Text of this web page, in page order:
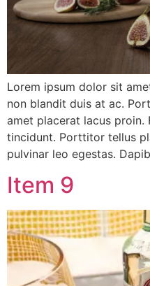
Lorem ipsum dolor sit
non blandit duis at ac.
amet placerat lacus proin.
tincidunt. Porttitor tellus
pulvinar leo egestas.
Item 9